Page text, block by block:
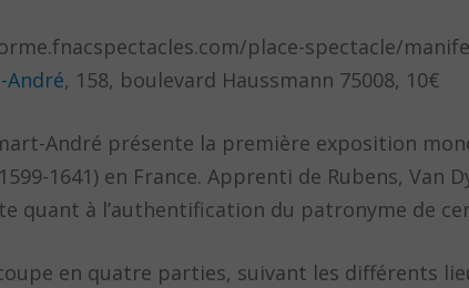
place-spectacle/
André, 158, boulevard Haussmann 75008, 10€
André présente la première exposition
1641) en France. Apprenti de Rubens,
quant à l’authentification du patronyme de
en quatre parties, suivant les différents